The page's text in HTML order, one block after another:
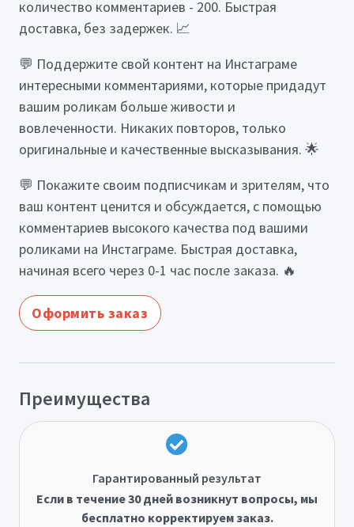
количество комментариев - 200. Быстрая
доставка, без задержек. 📈
💬 Поддержите свой контент на Инстаграме
интересными комментариями, которые придадут
вашим роликам больше живости и
вовлеченности. Никаких повторов, только
оригинальные и качественные высказывания. 🌟
💬 Покажите своим подписчикам и зрителям, что
ваш контент ценится и обсуждается, с помощью
комментариев высокого качества под вашими
роликами на Инстаграме. Быстрая доставка,
начиная всего через 0-1 час после заказа. 🔥
Оформить заказ
Преимущества
Гарантированный результат
Если в течение 30 дней возникнут вопросы, мы
бесплатно корректируем заказ.